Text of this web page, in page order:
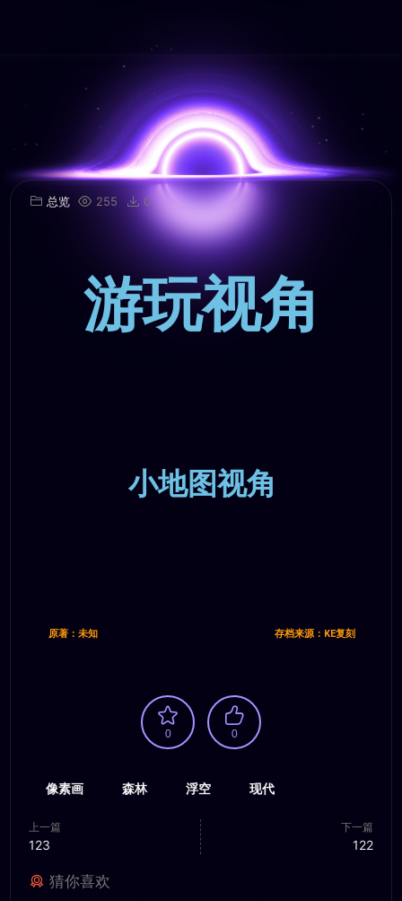
总览 255 0
游玩视角
小地图视角
原著：未知 存档来源：KE复刻
0 0
像素画 森林 浮空 现代
上一篇
123
下一篇
122
猜你喜欢